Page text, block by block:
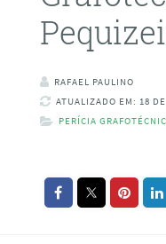
RAFAEL PAULINO
ATUALIZADO EM: 18
PERÍCIA